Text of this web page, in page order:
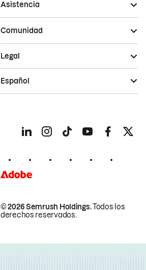
Asistencia
Comunidad
© 2026 Semrush Holdings.Todos los
derechos reservados.
Legal
Español